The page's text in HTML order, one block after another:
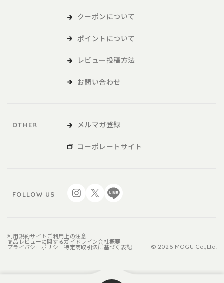
クーポンについて
ポイントについて
レビュー投稿方法
お問い合わせ
OTHER メルマガ登録
コーポレートサイト
FOLLOW US
利用規約サイトご利用上の注意
商品レビューに関するガイドライン会社概要
プライバシーポリシー特定商取引法に基づく表記 © 2026 MOGU Co.,Ltd.